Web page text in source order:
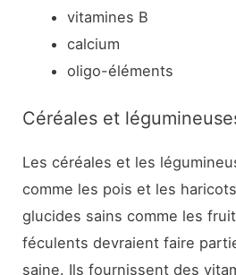
vitamines B
calcium
oligo-éléments
Céréales et
Les céréales et les
comme les pois et les
glucides sains comme les
féculents devraient faire
saine. Ils fournissent des